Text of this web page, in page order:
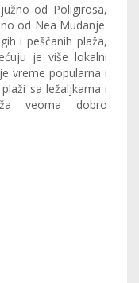
od Poligirosa,
od Nea Mudanje.
i peščanih plaža,
je više lokalni
vreme popularna i
sa ležaljkama i
veoma dobro